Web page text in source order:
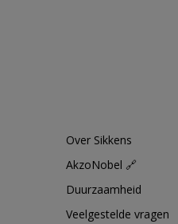
Over Sikkens
AkzoNobel 🔗
Duurzaamheid
Veelgestelde vragen